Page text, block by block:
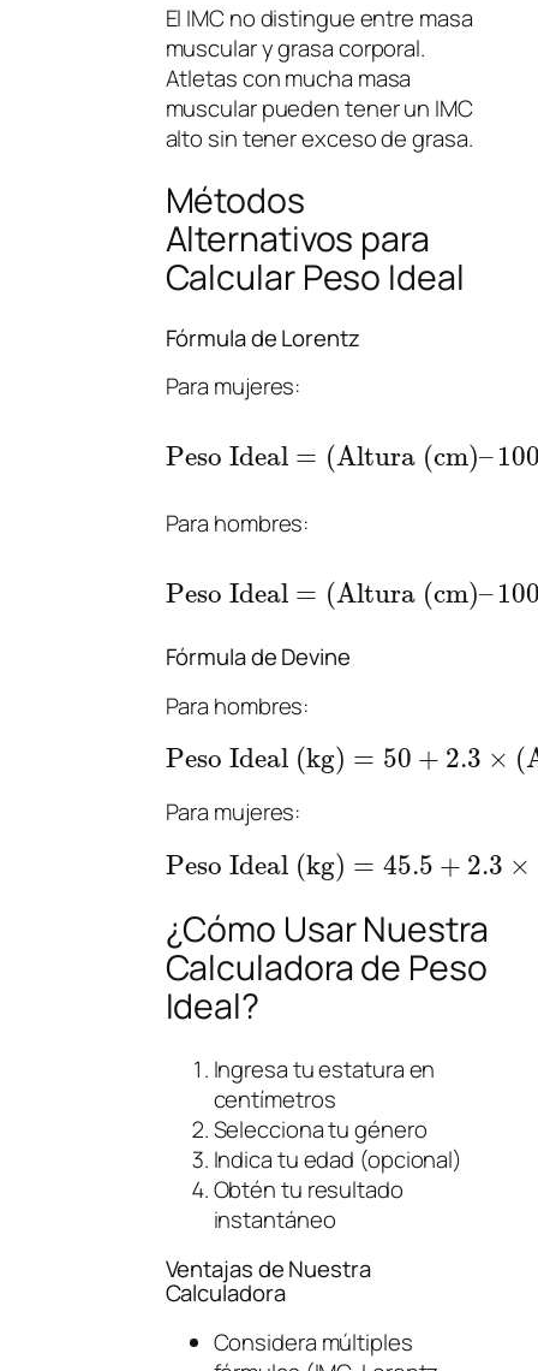
El IMC no distingue entre masa
muscular y grasa corporal.
Atletas con mucha masa
muscular pueden tener un IMC
alto sin tener exceso de grasa.
Métodos
Alternativos para
Calcular Peso Ideal
Fórmula de Lorentz
Para mujeres:
Peso Ideal = (Altura (cm)–
Para hombres:
Peso Ideal = (Altura (cm)–
Fórmula de Devine
Para hombres:
Peso Ideal (kg) = 50 + 2.3 × (
Para mujeres:
Peso Ideal (kg) = 45.5 + 2.3 ×
¿Cómo Usar Nuestra
Calculadora de Peso
Ideal?
Ingresa tu estatura en
centímetros
Selecciona tu género
Indica tu edad (opcional)
Obtén tu resultado
instantáneo
Ventajas de Nuestra
Calculadora
Considera múltiples